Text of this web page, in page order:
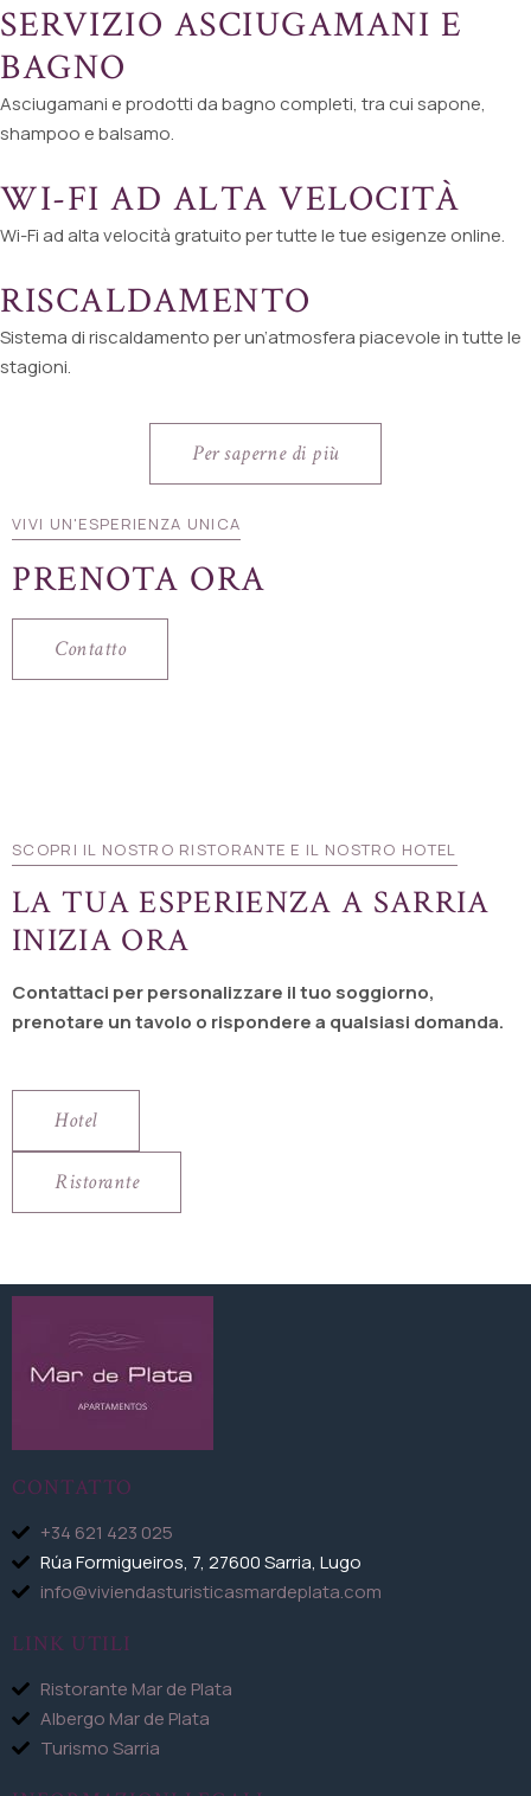
SERVIZIO ASCIUGAMANI E
BAGNO
Asciugamani e prodotti da bagno completi, tra cui sapone,
shampoo e balsamo.
WI-FI AD ALTA VELOCITÀ
Wi-Fi ad alta velocità gratuito per tutte le tue esigenze online.
RISCALDAMENTO
Sistema di riscaldamento per un’atmosfera piacevole in tutte le
stagioni.
Per saperne di più
VIVI UN'ESPERIENZA UNICA
PRENOTA ORA
Contatto
SCOPRI IL NOSTRO RISTORANTE E IL NOSTRO HOTEL
LA TUA ESPERIENZA A SARRIA
INIZIA ORA
Contattaci per personalizzare il tuo soggiorno,
prenotare un tavolo o rispondere a qualsiasi domanda.
Hotel
Ristorante
CONTATTO
+34 621 423 025
Rúa Formigueiros, 7, 27600 Sarria, Lugo
info@viviendasturisticasmardeplata.com
LINK UTILI
Ristorante Mar de Plata
Albergo Mar de Plata
Turismo Sarria